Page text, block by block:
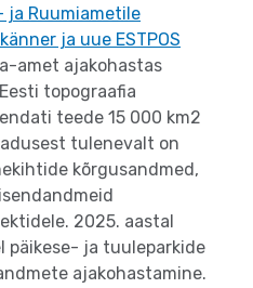
ja Ruumiametile
ja uue ESTPOS
amet ajakohastas
topograafia
teede 15 000 km2
tulenevalt on
kõrgusandmed,
2025. aastal
päikese- ja tuuleparkide
ajakohastamine.